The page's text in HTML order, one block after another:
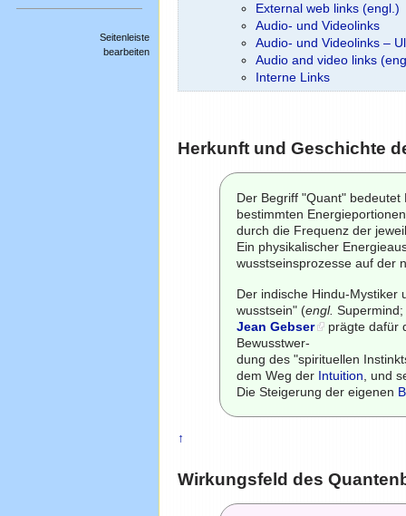
Seitenleiste
bearbeiten
External web links (engl.)
Audio- und Videolinks
Audio- und Videolinks –
Audio and video links
Interne Links
Herkunft und Geschichte
Der Begriff "Quant"
bestimmten
durch die Frequenz der
Ein physikalischer
wusstseinsprozesse auf der
Der indische Hindu-Mystiker
wusstsein" (engl.
Jean Gebser
prägte dafür
Bewusstwer-
dung des "spirituellen
dem Weg der Intuition , und
Die Steigerung der eigenen
↑
Wirkungsfeld des